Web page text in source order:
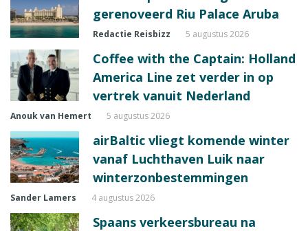
gerenoveerd Riu Palace Aruba
Redactie Reisbizz 5 augustus 2026
Coffee with the Captain: Holland
America Line zet verder in op
vertrek vanuit Nederland
Anouk van Hemert 5 augustus 2026
airBaltic vliegt komende winter
vanaf Luchthaven Luik naar
winterzonbestemmingen
Sander Lamers 4 augustus 2026
Spaans verkeersbureau na